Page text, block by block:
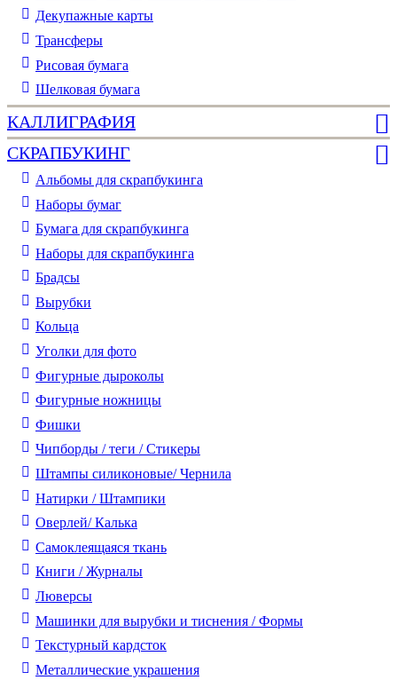
Декупажные карты
Трансферы
Рисовая бумага
Шелковая бумага
КАЛЛИГРАФИЯ
СКРАПБУКИНГ
Альбомы для скрапбукинга
Наборы бумаг
Бумага для скрапбукинга
Наборы для скрапбукинга
Брадсы
Вырубки
Кольца
Уголки для фото
Фигурные дыроколы
Фигурные ножницы
Фишки
Чипборды / теги / Стикеры
Штампы силиконовые/ Чернила
Натирки / Штампики
Оверлей/ Калька
Самоклеящаяся ткань
Книги / Журналы
Люверсы
Машинки для вырубки и тиснения / Формы
Текстурный кардсток
Металлические украшения